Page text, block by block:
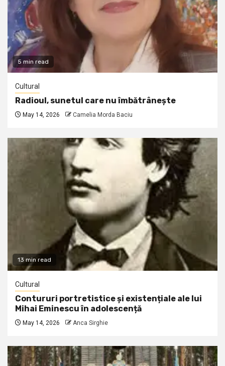
5 min read
Cultural
Radioul, sunetul care nu îmbătrânește
May 14, 2026 Camelia Morda Baciu
13 min read
Cultural
Contururi portretistice și existențiale ale lui
Mihai Eminescu în adolescență
May 14, 2026 Anca Sirghie